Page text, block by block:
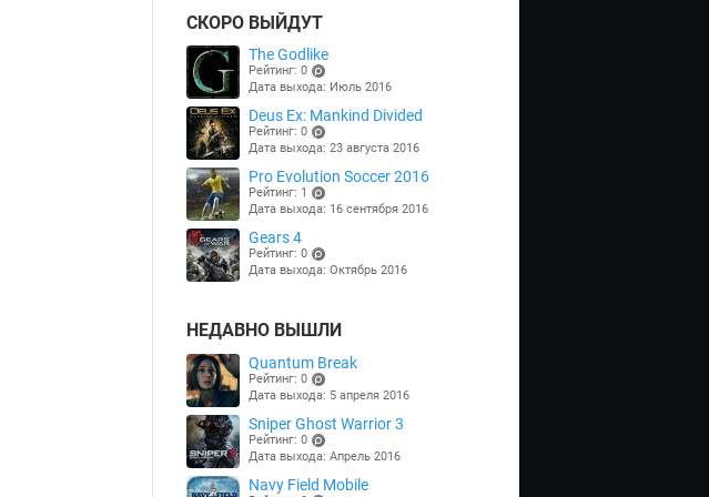
СКОРО ВЫЙДУТ
The Godlike
Рейтинг: 0
(points)
Дата выхода: Июль 2016
Deus Ex: Mankind Divided
Рейтинг: 0
(points)
Дата выхода: 23 августа 2016
Pro Evolution Soccer 2016
Рейтинг: 1
(points)
Дата выхода: 16 сентября 2016
Gears 4
Рейтинг: 0
(points)
Дата выхода: Октябрь 2016
НЕДАВНО ВЫШЛИ
Quantum Break
Рейтинг: 0
(points)
Дата выхода: 5 апреля 2016
Sniper Ghost Warrior 3
Рейтинг: 0
(points)
Дата выхода: Апрель 2016
Navy Field Mobile